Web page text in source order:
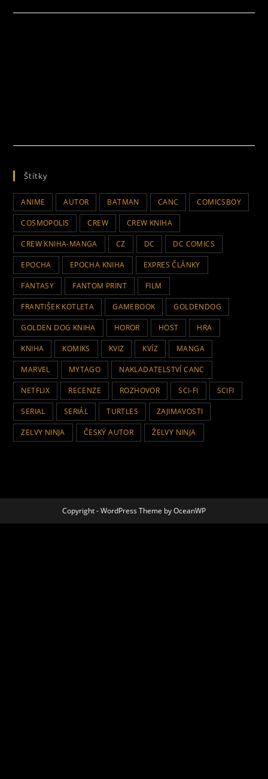
Štítky
ANIME AUTOR BATMAN CANC COMICSBOY
COSMOPOLIS CREW CREW KNIHA
CREW KNIHA-MANGA CZ DC DC COMICS
EPOCHA EPOCHA KNIHA EXPRES ČLÁNKY
FANTASY FANTOM PRINT FILM
FRANTIŠEK KOTLETA GAMEBOOK GOLDENDOG
GOLDEN DOG KNIHA HOROR HOST HRA
KNIHA KOMIKS KVIZ KVÍZ MANGA
MARVEL MYTAGO NAKLADATELSTVÍ CANC
NETFLIX RECENZE ROZHOVOR SCI-FI SCIFI
SERIAL SERIÁL TURTLES ZAJIMAVOSTI
ZELVY NINJA ČESKÝ AUTOR ŽELVY NINJA
Copyright - WordPress Theme by OceanWP